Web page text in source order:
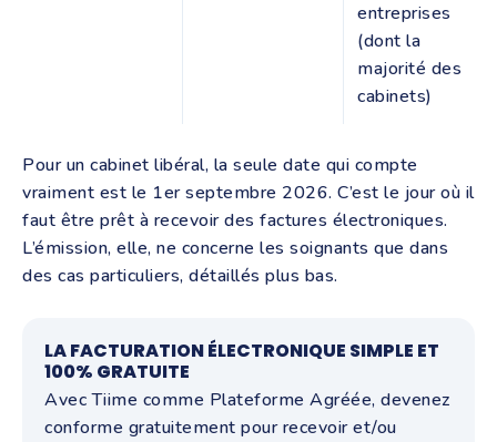
entreprises
(dont la
majorité des
cabinets)
Pour un cabinet libéral, la seule date qui compte
vraiment est le 1er septembre 2026. C’est le jour où il
faut être prêt à recevoir des factures électroniques.
L’émission, elle, ne concerne les soignants que dans
des cas particuliers, détaillés plus bas.
LA FACTURATION ÉLECTRONIQUE SIMPLE ET
100% GRATUITE
Avec Tiime comme Plateforme Agréée, devenez
conforme gratuitement pour recevoir et/ou